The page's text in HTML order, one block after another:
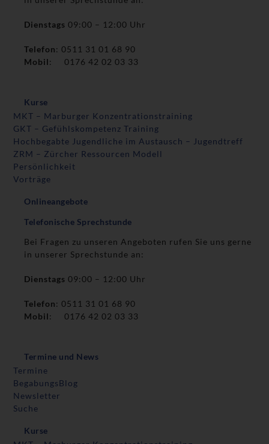
Dienstags09:00 – 12:00 Uhr
Telefon: 0511 31 01 68 90
Mobil: 0176 42 02 03 33
Kurse
MKT – Marburger Konzentrationstraining
GKT – Gefühlskompetenz Training
Hochbegabte Jugendliche im Austausch – Jugendtreff
ZRM – Zürcher Ressourcen Modell
Persönlichkeit
Vorträge
Onlineangebote
Telefonische Sprechstunde
Bei Fragen zu unseren Angeboten rufen Sie uns gerne
in unserer Sprechstunde an:
Dienstags09:00 – 12:00 Uhr
Telefon: 0511 31 01 68 90
Mobil: 0176 42 02 03 33
Termine und News
Termine
BegabungsBlog
Newsletter
Suche
Kurse